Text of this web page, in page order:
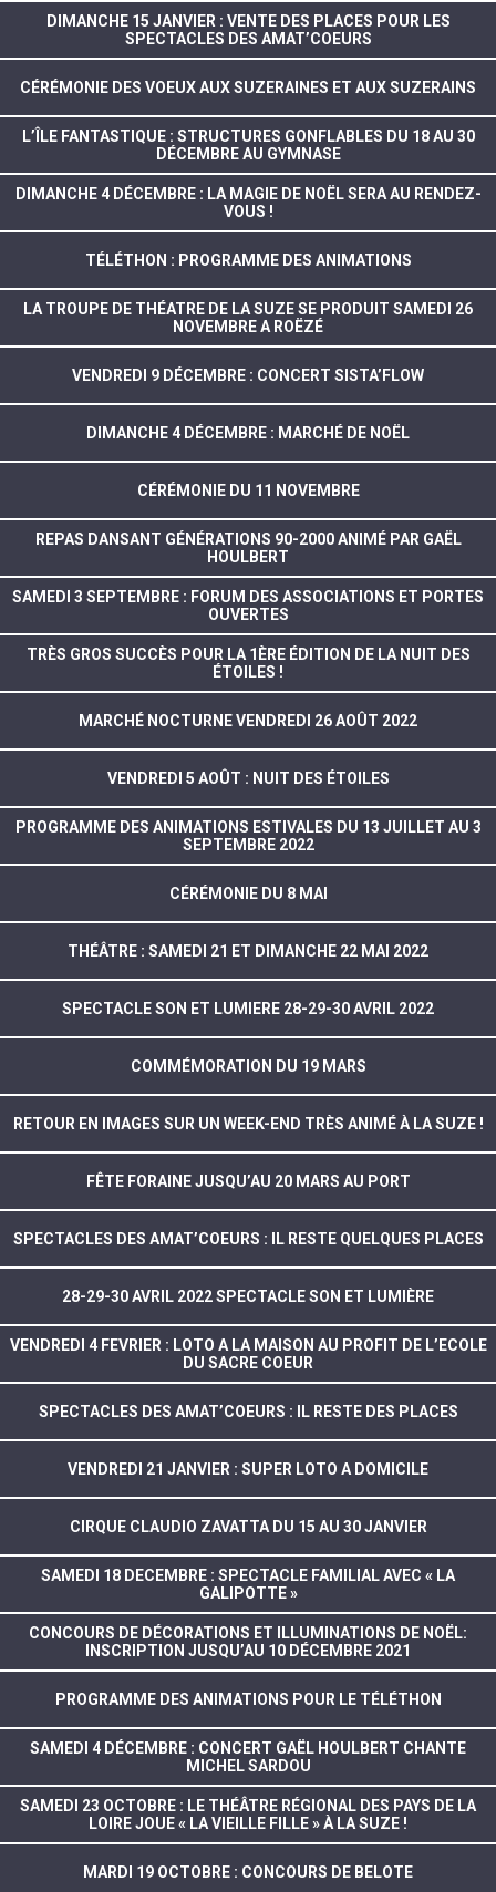
DIMANCHE 15 JANVIER : VENTE DES PLACES POUR LES
SPECTACLES DES AMAT’COEURS
CÉRÉMONIE DES VOEUX AUX SUZERAINES ET AUX SUZERAINS
L’ÎLE FANTASTIQUE : STRUCTURES GONFLABLES DU 18 AU 30
DÉCEMBRE AU GYMNASE
DIMANCHE 4 DÉCEMBRE : LA MAGIE DE NOËL SERA AU RENDEZ-
VOUS !
TÉLÉTHON : PROGRAMME DES ANIMATIONS
LA TROUPE DE THÉATRE DE LA SUZE SE PRODUIT SAMEDI 26
NOVEMBRE A ROËZÉ
VENDREDI 9 DÉCEMBRE : CONCERT SISTA’FLOW
DIMANCHE 4 DÉCEMBRE : MARCHÉ DE NOËL
CÉRÉMONIE DU 11 NOVEMBRE
REPAS DANSANT GÉNÉRATIONS 90-2000 ANIMÉ PAR GAËL
HOULBERT
SAMEDI 3 SEPTEMBRE : FORUM DES ASSOCIATIONS ET PORTES
OUVERTES
TRÈS GROS SUCCÈS POUR LA 1ÈRE ÉDITION DE LA NUIT DES
ÉTOILES !
MARCHÉ NOCTURNE VENDREDI 26 AOÛT 2022
VENDREDI 5 AOÛT : NUIT DES ÉTOILES
PROGRAMME DES ANIMATIONS ESTIVALES DU 13 JUILLET AU 3
SEPTEMBRE 2022
CÉRÉMONIE DU 8 MAI
THÉÂTRE : SAMEDI 21 ET DIMANCHE 22 MAI 2022
SPECTACLE SON ET LUMIERE 28-29-30 AVRIL 2022
COMMÉMORATION DU 19 MARS
RETOUR EN IMAGES SUR UN WEEK-END TRÈS ANIMÉ À LA SUZE !
FÊTE FORAINE JUSQU’AU 20 MARS AU PORT
SPECTACLES DES AMAT’COEURS : IL RESTE QUELQUES PLACES
28-29-30 AVRIL 2022 SPECTACLE SON ET LUMIÈRE
VENDREDI 4 FEVRIER : LOTO A LA MAISON AU PROFIT DE L’ECOLE
DU SACRE COEUR
SPECTACLES DES AMAT’COEURS : IL RESTE DES PLACES
VENDREDI 21 JANVIER : SUPER LOTO A DOMICILE
CIRQUE CLAUDIO ZAVATTA DU 15 AU 30 JANVIER
SAMEDI 18 DECEMBRE : SPECTACLE FAMILIAL AVEC « LA
GALIPOTTE »
CONCOURS DE DÉCORATIONS ET ILLUMINATIONS DE NOËL:
INSCRIPTION JUSQU’AU 10 DÉCEMBRE 2021
PROGRAMME DES ANIMATIONS POUR LE TÉLÉTHON
SAMEDI 4 DÉCEMBRE : CONCERT GAËL HOULBERT CHANTE
MICHEL SARDOU
SAMEDI 23 OCTOBRE : LE THÉÂTRE RÉGIONAL DES PAYS DE LA
LOIRE JOUE « LA VIEILLE FILLE » À LA SUZE !
MARDI 19 OCTOBRE : CONCOURS DE BELOTE